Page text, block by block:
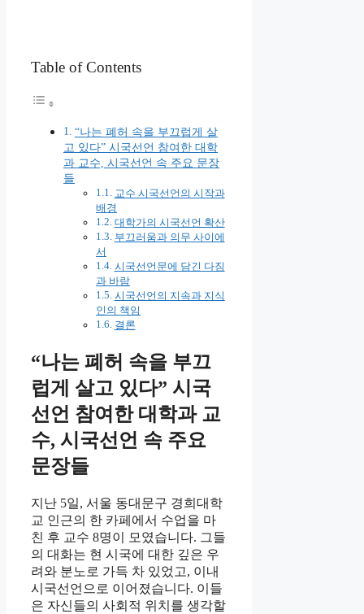
Table of Contents
“나는 폐허 속을 부끄럽게 살
고 있다” 시국선언 참여한 대학
과 교수, 시국선언 속 주요 문장
들
교수 시국선언의 시작과
배경
대학가의 시국선언 확산
부끄러움과 의무 사이에
서
시국선언문에 담긴 다짐
과 바람
시국선언의 지속과 지식
인의 책임
결론
“나는 폐허 속을 부끄
럽게 살고 있다” 시국
선언 참여한 대학과 교
수, 시국선언 속 주요
문장들
지난 5일, 서울 동대문구 경희대학
교 인근의 한 카페에서 수업을 마
친 후 교수 8명이 모였습니다. 그들
의 대화는 현 시국에 대한 깊은 우
려와 분노로 가득 차 있었고, 이내
시국선언으로 이어졌습니다. 이들
은 자신들의 사회적 위치를 생각할